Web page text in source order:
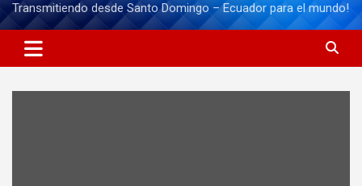
Transmitiendo desde Santo Domingo – Ecuador para el mundo!